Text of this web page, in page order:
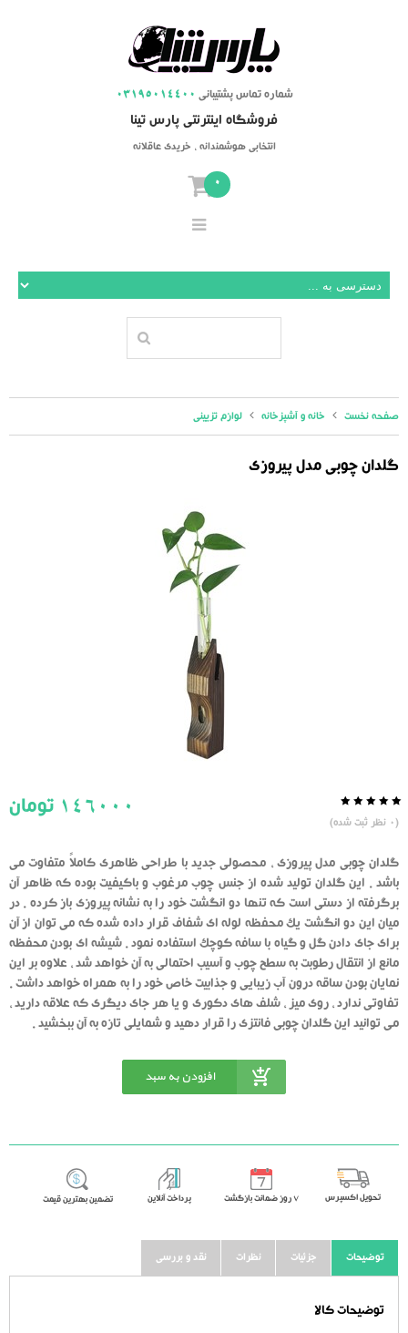
03195014400 شماره تماس پشتیبانی
فروشگاه اینترنتی پارس تینا
انتخابی هوشمندانه ، خریدی عاقلانه
0
صفحه نخست خانه و آشپزخانه لوازم تزیینی
گلدان چوبی مدل پیروزی
از
50
رای
دهنده
(
0 نظر ثبت شده)
146000 تومان
گلدان چوبی مدل پیروزی ، محصولی جدید با طراحی ظاهری کاملاً متفاوت می
باشد . این گلدان تولید شده از جنس چوب مرغوب و باکیفیت بوده که ظاهر آن
برگرفته از دستی است که تنها دو انگشت خود را به نشانه پیروزی باز کرده . در
میان این دو انگشت یک محفظه لوله ای شفاف قرار داده شده که می توان از آن
برای جای دادن گل و گیاه با سافه کوچک استفاده نمود . شیشه ای بودن محفظه
مانع از انتقال رطوبت به سطح چوب و آسیب احتمالی به آن خواهد شد ، علاوه بر این
نمایان بودن ساقه درون آب زیبایی و جذابیت خاص خود را به همراه خواهد داشت .
تفاوتی ندارد ، روی میز ، شلف های دکوری و یا هر جای دیگری که علاقه دارید ،
می توانید این گلدان چوبی فانتزی را قرار دهید و شمایلی تازه به آن ببخشید .
افزودن به سبد
تحویل اکسپرس ٧ روز ضمانت بازگشت پرداخت آنلاین تضمین بهترین قیمت
توضیحات جزئیات نظرات نقد و بررسی
توضیحات کالا